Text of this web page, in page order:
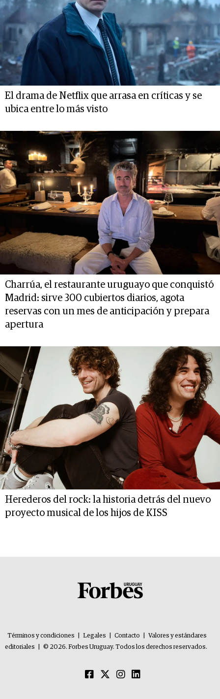
El drama de Netflix que arrasa en críticas y se
ubica entre lo más visto
Charrúa, el restaurante uruguayo que conquistó
Madrid: sirve 300 cubiertos diarios, agota
reservas con un mes de anticipación y prepara
apertura
Herederos del rock: la historia detrás del nuevo
proyecto musical de los hijos de KISS
Términos y condiciones Legales Contacto
Valores y estándares
editoriales
© 2026. Forbes Uruguay. Todos los derechos reservados.